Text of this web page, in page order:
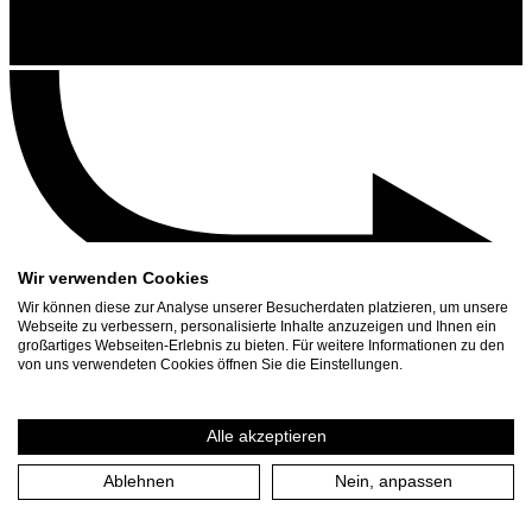
Contact
Press Download
Wir verwenden Cookies
Wir können diese zur Analyse unserer Besucherdaten platzieren, um unsere
Webseite zu verbessern, personalisierte Inhalte anzuzeigen und Ihnen ein
großartiges Webseiten-Erlebnis zu bieten. Für weitere Informationen zu den
von uns verwendeten Cookies öffnen Sie die Einstellungen.
Alle akzeptieren
Ablehnen Nein, anpassen